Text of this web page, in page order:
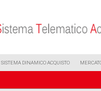
SISTEMA DINAMICO ACQUISTO